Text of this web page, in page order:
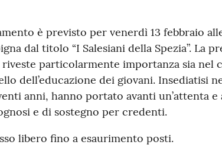
è previsto per venerdì 13 febbraio
dal titolo “I Salesiani della Spezia”. La
riveste particolarmente importanza sia nel
dell’educazione dei giovani. Insediatisi
anni, hanno portato avanti un’attenta e
e di sostegno per credenti.
libero fino a esaurimento posti.